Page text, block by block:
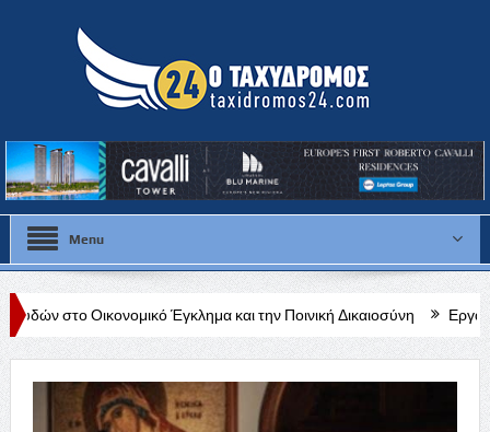
Menu
Έγκλημα και την Ποινική Δικαιοσύνη Εργασίες σε εξέλιξη